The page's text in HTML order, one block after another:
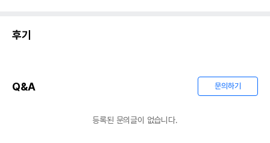
후기
Q&A 문의하기
등록된 문의글이 없습니다.